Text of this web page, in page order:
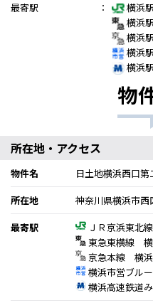
最寄駅
：
横浜
横浜
横浜
横浜
横浜
物
所在地・アクセス
物件名
日土地横浜西口
所在地
神奈川県横浜市西
最寄駅
ＪＲ京浜東北
東急東横線
京急本線 横
横浜市営ブル
横浜高速鉄道